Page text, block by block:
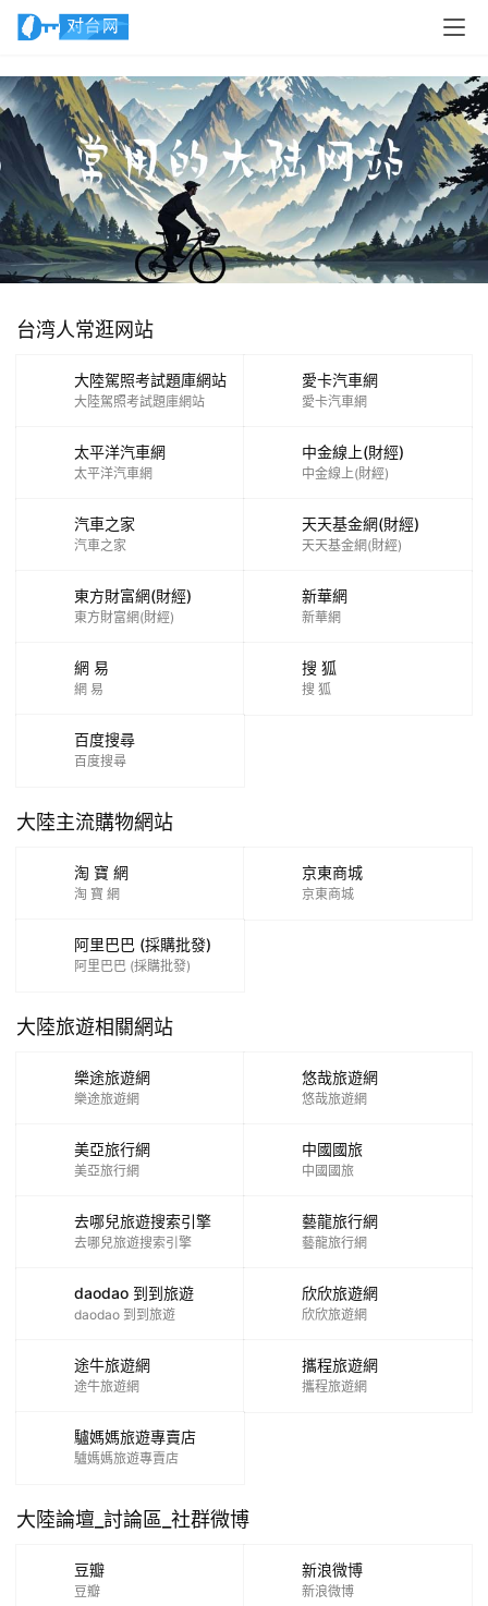
台湾人常逛网站
大陸駕照考試題庫網站
大陸駕照考試題庫網站
愛卡汽車網
愛卡汽車網
太平洋汽車網
太平洋汽車網
中金線上(財經)
中金線上(財經)
汽車之家
汽車之家
天天基金網(財經)
天天基金網(財經)
東方財富網(財經)
東方財富網(財經)
新華網
新華網
網 易
網 易
搜 狐
搜 狐
百度搜尋
百度搜尋
大陸主流購物網站
淘 寶 網
淘 寶 網
京東商城
京東商城
阿里巴巴 (採購批發)
阿里巴巴 (採購批發)
大陸旅遊相關網站
樂途旅遊網
樂途旅遊網
悠哉旅遊網
悠哉旅遊網
美亞旅行網
美亞旅行網
中國國旅
中國國旅
去哪兒旅遊搜索引擎
去哪兒旅遊搜索引擎
藝龍旅行網
藝龍旅行網
daodao 到到旅遊
daodao 到到旅遊
欣欣旅遊網
欣欣旅遊網
途牛旅遊網
途牛旅遊網
攜程旅遊網
攜程旅遊網
驢媽媽旅遊專賣店
驢媽媽旅遊專賣店
大陸論壇_討論區_社群微博
豆瓣
豆瓣
新浪微博
新浪微博